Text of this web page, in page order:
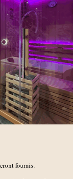
fournis.